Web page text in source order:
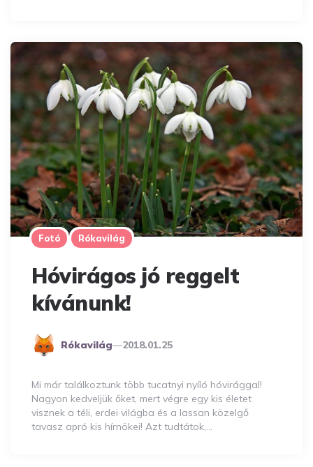
Fotó Rókavilág
Hóvirágos jó reggelt
kívánunk!
Posted
Rókavilág 2018.01.25
Mi már találkoztunk több tucatnyi nyíló hóvirággal!
Nagyon kedveljük őket, mert végre egy kis életet
visznek a téli, erdei világba és a lassan közelgő
tavasz apró kis hírnökei! Azt tudtátok,…